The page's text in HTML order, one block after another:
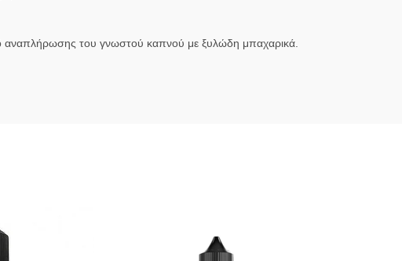
αναπλήρωσης του γνωστού καπνού με ξυλώδη μπαχαρικά.